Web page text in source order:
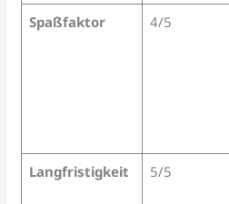
Spaßfaktor
4/5
Langfristigkeit
5/5